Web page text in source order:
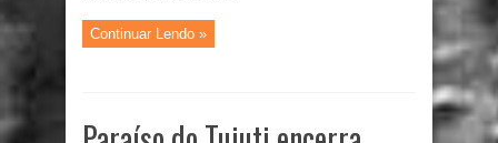
Continuar Lendo »